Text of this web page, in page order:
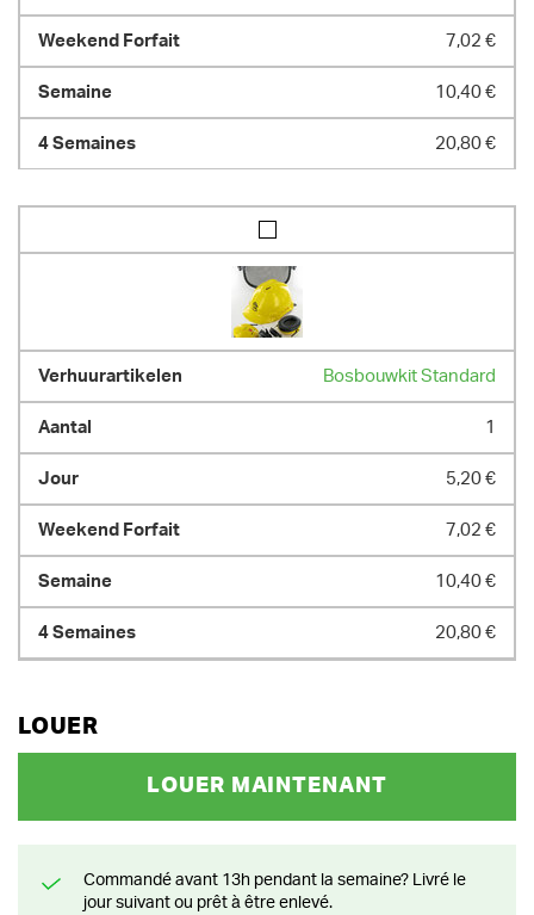
7,02 €
10,40 €
20,80 €
Bosbouwkit Standard
1
5,20 €
7,02 €
10,40 €
20,80 €
LOUER
LOUER MAINTENANT
Commandé avant 13h pendant la semaine? Livré le
jour suivant ou prêt à être enlevé.